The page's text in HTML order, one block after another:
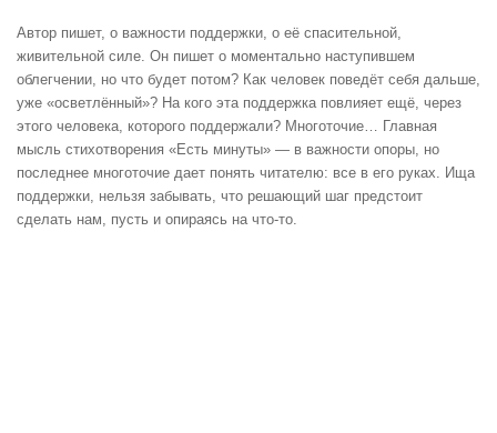
Автор пишет, о важности поддержки, о её спасительной,
живительной силе. Он пишет о моментально наступившем
облегчении, но что будет потом? Как человек поведёт себя дальше,
уже «осветлённый»? На кого эта поддержка повлияет ещё, через
этого человека, которого поддержали? Многоточие… Главная
мысль стихотворения «Есть минуты» — в важности опоры, но
последнее многоточие дает понять читателю: все в его руках. Ища
поддержки, нельзя забывать, что решающий шаг предстоит
сделать нам, пусть и опираясь на что-то.